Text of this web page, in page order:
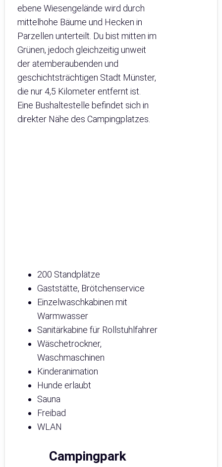
ebene Wiesengelände wird durch
mittelhohe Bäume und Hecken in
Parzellen unterteilt. Du bist mitten im
Grünen, jedoch gleichzeitig unweit
der atemberaubenden und
geschichtsträchtigen Stadt Münster,
die nur 4,5 Kilometer entfernt ist.
Eine Bushaltestelle befindet sich in
direkter Nähe des Campingplatzes.
200 Standplätze
Gaststätte, Brötchenservice
Einzelwaschkabinen mit
Warmwasser
Sanitärkabine für Rollstuhlfahrer
Wäschetrockner,
Waschmaschinen
Kinderanimation
Hunde erlaubt
Sauna
Freibad
WLAN
Campingpark